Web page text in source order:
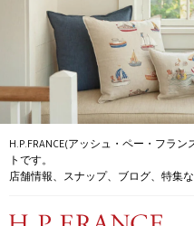
H.P.FRANCE(アッシュ・ペー・フラ
トです。
店舗情報、スナップ、ブログ、特集な